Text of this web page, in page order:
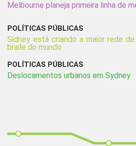
Melbourne planeja primeira linha de
POLÍTICAS PÚBLICAS
Sidney está criando a maior rede
braile do mundo
POLÍTICAS PÚBLICAS
Deslocamentos urbanos em Sydney